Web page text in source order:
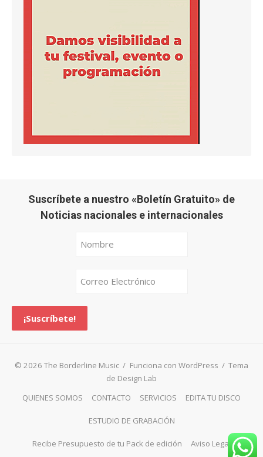
Suscríbete a nuestro «Boletín Gratuito» de
Noticias nacionales e internacionales
© 2026 The Borderline Music / Funciona con WordPress / Tema
de Design Lab
QUIENES SOMOS
CONTACTO SERVICIOS EDITA TU DISCO
ESTUDIO DE GRABACIÓN
Recibe Presupuesto de tu Pack de edición Aviso Legal